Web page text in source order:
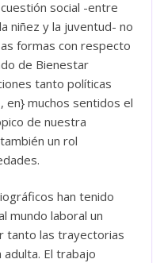
social -entre
niñez y la juventud- no
formas con respecto
de Bienestar
tanto políticas
en} muchos sentidos el
de nuestra
un rol
han tenido
mundo laboral un
tanto las trayectorias
adulta. El trabajo